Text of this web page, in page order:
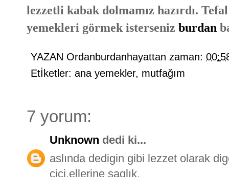
lezzetli kabak dolmamız hazırdı.
yemekleri görmek isterseniz burdan
YAZAN Ordanburdanhayattan zaman:
Etİketler: ana yemekler, mutfağım
7 yorum:
Unknown dedi ki...
aslında dedigin gibi lezzet olarak
cici.ellerine saglık.